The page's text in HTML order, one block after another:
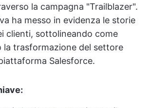
la campagna "Trailblazer".
ha messo in evidenza le storie
clienti, sottolineando come
la trasformazione del settore
Salesforce.